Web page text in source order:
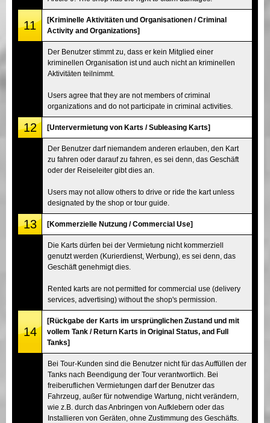
11
[Kriminelle Aktivitäten und Organisationen / Criminal
Activity and Organizations]
Der Benutzer stimmt zu, dass er kein Mitglied einer
kriminellen Organisation ist und auch nicht an kriminellen
Aktivitäten teilnimmt.
Users agree that they are not members of criminal
organizations and do not participate in criminal activities.
12 [Untervermietung von Karts / Subleasing Karts]
Der Benutzer darf niemandem anderen erlauben, den Kart
zu fahren oder darauf zu fahren, es sei denn, das Geschäft
oder der Reiseleiter gibt dies an.
Users may not allow others to drive or ride the kart unless
designated by the shop or tour guide.
13 [Kommerzielle Nutzung / Commercial Use]
Die Karts dürfen bei der Vermietung nicht kommerziell
genutzt werden (Kurierdienst, Werbung), es sei denn, das
Geschäft genehmigt dies.
Rented karts are not permitted for commercial use (delivery
services, advertising) without the shop's permission.
14
[Rückgabe der Karts im ursprünglichen Zustand und mit
vollem Tank / Return Karts in Original Status, and Full
Tanks]
Bei Tour-Kunden sind die Benutzer nicht für das Auffüllen der
Tanks nach Beendigung der Tour verantwortlich. Bei
freiberuflichen Vermietungen darf der Benutzer das
Fahrzeug, außer für notwendige Wartung, nicht verändern,
wie z.B. durch das Anbringen von Aufklebern oder das
Installieren von Geräten, ohne Zustimmung des Geschäfts.